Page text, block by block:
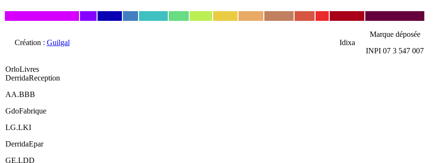
Création : Guilgal Idixa
Marque déposée
INPI 07 3 547 007
OrloLivres
DerridaReception
AA.BBB
GdoFabrique
LG.LKI
DerridaEpar
GE.LDD